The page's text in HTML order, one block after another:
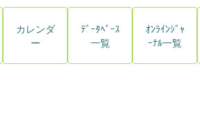
カレンダ
ー
ﾃﾞｰﾀﾍﾞｰｽ
一覧
ｵﾝﾗｲﾝｼﾞｬ
ｰﾅﾙ一覧